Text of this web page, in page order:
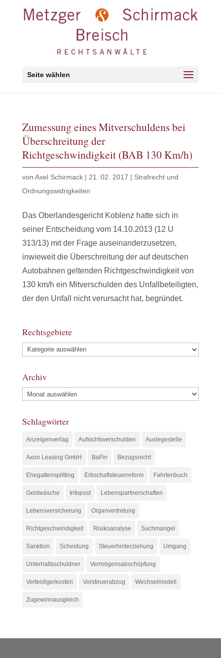
Seite wählen
Zumessung eines Mitverschuldens bei
Überschreitung der
Richtgeschwindigkeit (BAB 130 Km/h)
von Axel Schirmack| 21. 02. 2017 | Strafrecht und
Ordnungswidrigkeiten
Das Oberlandesgericht Koblenz hatte sich in
seiner Entscheidung vom 14.10.2013 (12 U
313/13) mit der Frage auseinanderzusetzen,
inwieweit die Überschreitung der auf deutschen
Autobahnen geltenden Richtgeschwindigkeit von
130 km/h ein Mitverschulden des Unfallbeteiligten,
der den Unfall nicht verursacht hat, begründet.
Rechtsgebiete
Archiv
Schlagwörter
Anzeigenverlag Aufsichtsverschulden Auslegestelle
Axon Leasing GmbH BaFin Bezugsrecht
Ehegattensplitting Erbschaftsteuerreform Fahrtenbuch
Geldwäsche Infopost Lebenspartnerschaften
Lebensversicherung Organvertretung
Richtgeschwindigkeit Risikoanalyse Sachmangel
Sanktion Scheidung Steuerhinterziehung Umgang
Unterhaltsschuldner Vermögensabschöpfung
Verteidigerkosten Vorsteuerabzug Wechselmodell
Zugewinnausgleich